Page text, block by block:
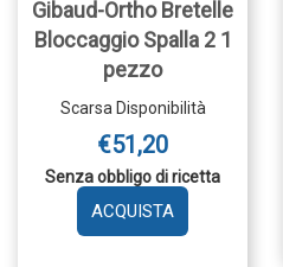
Gibaud-Ortho Bretelle
pezzo
Scarsa Disponibilità
€51,20
Senza obbligo di ricetta